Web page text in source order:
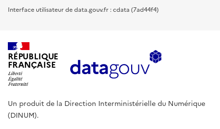
Interface utilisateur de data.gouv.fr : cdata (7ad44f4)
RÉPUBLIQUE
FRANÇAISE
Un produit de la Direction Interministérielle du Numérique
(DINUM).